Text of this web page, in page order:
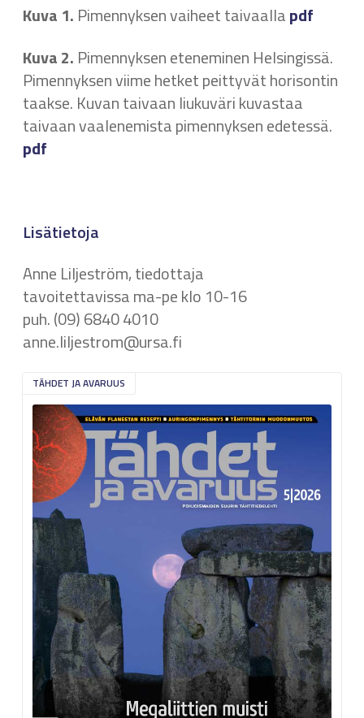
Kuva 1. Pimennyksen vaiheet taivaallapdf
Kuva 2. Pimennyksen eteneminen Helsingissä.
Pimennyksen viime hetket peittyvät horisontin
taakse. Kuvan taivaan liukuväri kuvastaa
taivaan vaalenemista pimennyksen edetessä.
pdf
Lisätietoja
Anne Liljeström, tiedottaja
tavoitettavissa ma-pe klo 10-16
puh. (09) 6840 4010
anne.liljestrom@ursa.fi
TÄHDET JA AVARUUS